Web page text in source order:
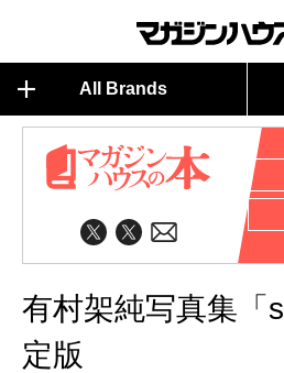
All Brands
有村架純写真集「
定版